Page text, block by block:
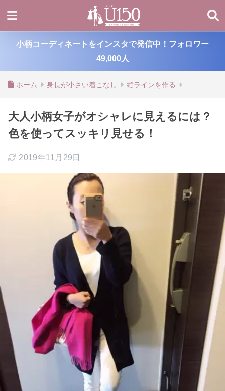
小柄コーディネートをインスタで発信中！フォロワー
49,000人
ホーム 身長が小さい着こなし 縦ラインを作る
大人小柄女子がオシャレに見えるには？
色を使ってスッキリ見せる！
2019年11月29日